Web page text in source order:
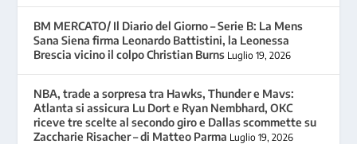
BM MERCATO/ Il Diario del Giorno – Serie B: La Mens
Sana Siena firma Leonardo Battistini, la Leonessa
Brescia vicino il colpo Christian Burns Luglio 19, 2026
NBA, trade a sorpresa tra Hawks, Thunder e Mavs:
Atlanta si assicura Lu Dort e Ryan Nembhard, OKC
riceve tre scelte al secondo giro e Dallas scommette su
Zaccharie Risacher – di Matteo Parma Luglio 19, 2026